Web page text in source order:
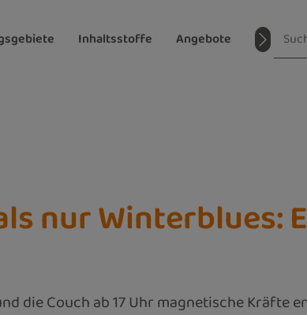
Inhaltsstoffe Angebote Magazin
nur Winterblues:
die Couch ab 17 Uhr magnetische Kräfte